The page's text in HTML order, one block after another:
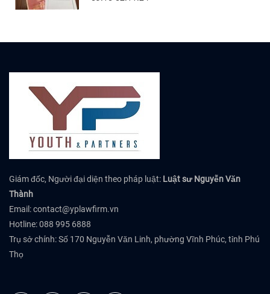
Giám đốc, Người đại diện theo pháp luật: Luật sư Nguyễn Văn
Thành
Email:contact@yplawfirm.vn
Hotline: 088 995 6888
Trụ sở chính: Số 170 Nguyễn Văn Linh, phường Vĩnh Phúc, tỉnh Phú
Thọ